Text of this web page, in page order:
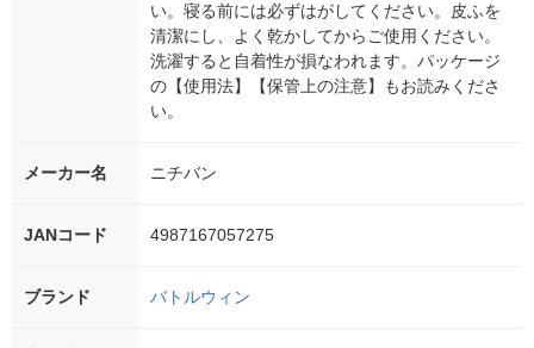
い。寝る前には必ずはがしてください。皮ふを
清潔にし、よく乾かしてからご使用ください。
洗濯すると自着性が損なわれます。パッケージ
の【使用法】【保管上の注意】もお読みくださ
い。
メーカー名 ニチバン
JANコード 4987167057275
ブランド バトルウィン